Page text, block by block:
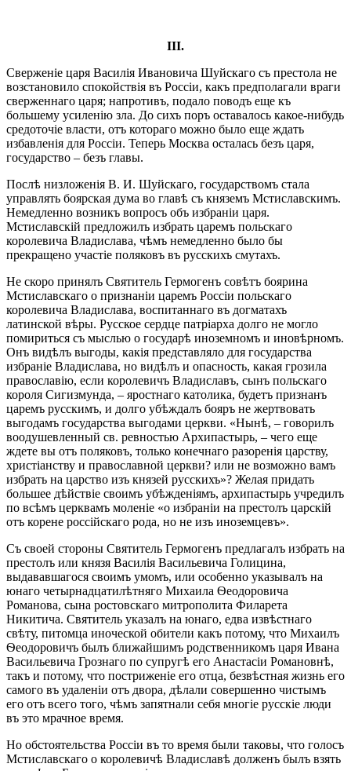
III.
Сверженіе царя Василія Ивановича Шуйскаго съ престола не
возстановило спокойствія въ Россіи, какъ предполагали враги
сверженнаго царя; напротивъ, подало поводъ еще къ
большему усиленію зла. До сихъ поръ оставалось какое-нибудь
средоточіе власти, отъ котораго можно было еще ждать
избавленія для Россіи. Теперь Москва осталась безъ царя,
государство – безъ главы.
Послѣ низложенія В. И. Шуйскаго, государствомъ стала
управлять боярская дума во главѣ съ княземъ Мстиславскимъ.
Немедленно возникъ вопросъ объ избраніи царя.
Мстиславскій предложилъ избрать царемъ польскаго
королевича Владислава, чѣмъ немедленно было бы
прекращено участіе поляковъ въ русскихъ смутахъ.
Не скоро принялъ Святитель Гермогенъ совѣтъ боярина
Мстиславскаго о признаніи царемъ Россіи польскаго
королевича Владислава, воспитаннаго въ догматахъ
латинской вѣры. Русское сердце патріарха долго не могло
помириться съ мыслью о государѣ иноземномъ и иновѣрномъ.
Онъ видѣлъ выгоды, какія представляло для государства
избраніе Владислава, но видѣлъ и опасность, какая грозила
православію, если королевичъ Владиславъ, сынъ польскаго
короля Сигизмунда, – яростнаго католика, будетъ признанъ
царемъ русскимъ, и долго убѣждалъ бояръ не жертвовать
выгодамъ государства выгодами церкви. «Нынѣ, – говорилъ
воодушевленный св. ревностью Архипастырь, – чего еще
ждете вы отъ поляковъ, только конечнаго разоренія царству,
христіанству и православной церкви? или не возможно вамъ
избрать на царство изъ князей русскихъ»? Желая придать
большее дѣйствіе своимъ убѣжденіямъ, архипастырь учредилъ
по всѣмъ церквамъ моленіе «о избраніи на престолъ царскій
отъ корене россійскаго рода, но не изъ иноземцевъ».
Съ своей стороны Святитель Гермогенъ предлагалъ избрать на
престолъ или князя Василія Васильевича Голицина,
выдававшагося своимъ умомъ, или особенно указывалъ на
юнаго четырнадцатилѣтняго Михаила Ѳеодоровича
Романова, сына ростовскаго митрополита Филарета
Никитича. Святитель указалъ на юнаго, едва извѣстнаго
свѣту, питомца иноческой обители какъ потому, что Михаилъ
Ѳеодоровичъ былъ ближайшимъ родственникомъ царя Ивана
Васильевича Грознаго по супругѣ его Анастасіи Романовнѣ,
такъ и потому, что постриженіе его отца, безвѣстная жизнь его
самого въ удаленіи отъ двора, дѣлали совершенно чистымъ
его отъ всего того, чѣмъ запятнали себя многіе русскіе люди
въ это мрачное время.
Но обстоятельства Россіи въ то время были таковы, что голосъ
Мстиславскаго о королевичѣ Владиславѣ долженъ былъ взять